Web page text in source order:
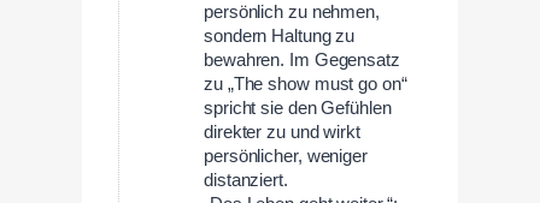
persönlich zu nehmen,
sondern Haltung zu
bewahren. Im Gegensatz
zu „The show must go on“
spricht sie den Gefühlen
direkter zu und wirkt
persönlicher, weniger
distanziert.